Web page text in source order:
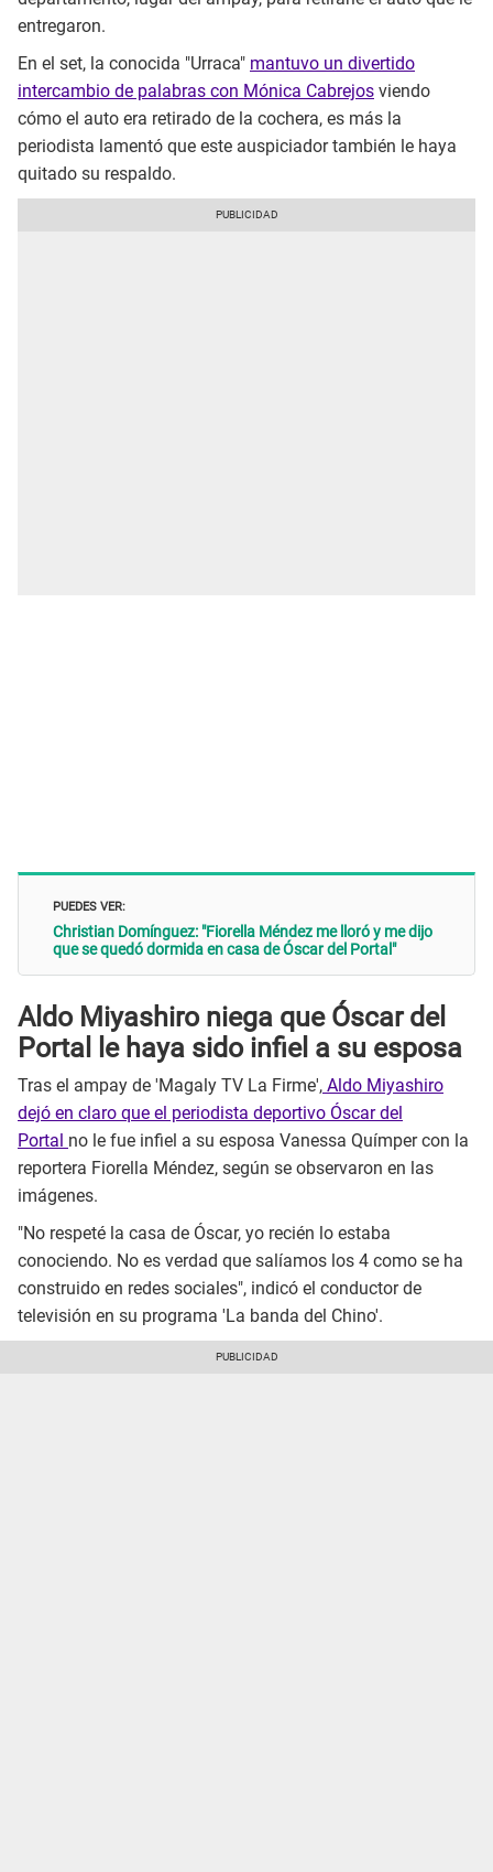
entregaron.
En el set, la conocida "Urraca" mantuvo un divertido
intercambio de palabras con Mónica Cabrejos viendo
cómo el auto era retirado de la cochera, es más la
periodista lamentó que este auspiciador también le haya
quitado su respaldo.
PUEDES VER:
Christian Domínguez: "Fiorella Méndez me lloró y me dijo
que se quedó dormida en casa de Óscar del Portal"
Aldo Miyashiro niega que Óscar del
Portal le haya sido infiel a su esposa
Tras el ampay de 'Magaly TV La Firme', Aldo Miyashiro
dejó en claro que el periodista deportivo Óscar del
Portal no le fue infiel a su esposa Vanessa Químper con la
reportera Fiorella Méndez, según se observaron en las
imágenes.
"No respeté la casa de Óscar, yo recién lo estaba
conociendo. No es verdad que salíamos los 4 como se ha
construido en redes sociales", indicó el conductor de
televisión en su programa 'La banda del Chino'.